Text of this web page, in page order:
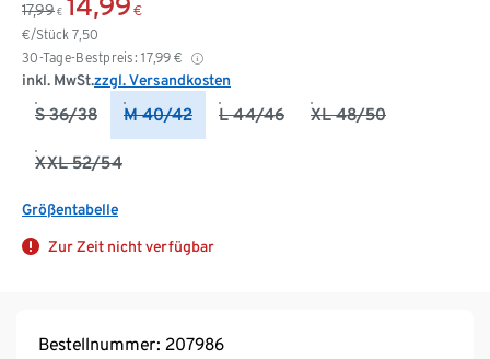
17,99 €
€
€/Stück 7,50
30-Tage-Bestpreis: 17,99 €
inkl. MwSt.zzgl. Versandkosten
S 36/38 M 40/42 L 44/46 XL 48/50
XXL 52/54
Größentabelle
Zur Zeit nicht verfügbar
Bestellnummer: 207986